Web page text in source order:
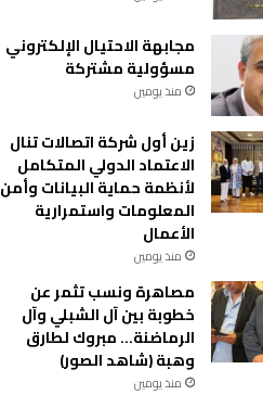
مجابهة الاحتيال الإلكتروني
مسؤولية مشتركة
منذ يومين
زين أول شركة اتصالات تنال
الاعتماد الدولي المتكامل
لأنظمة حماية البيانات وأمن
المعلومات واستمرارية
الأعمال
منذ يومين
مصاهرة ونسب تثمر عن
خطوبة بين آل الشبلي وآل
الرماضنة… مبروك لطارق
وهبة (شاهد الصور)
منذ يومين